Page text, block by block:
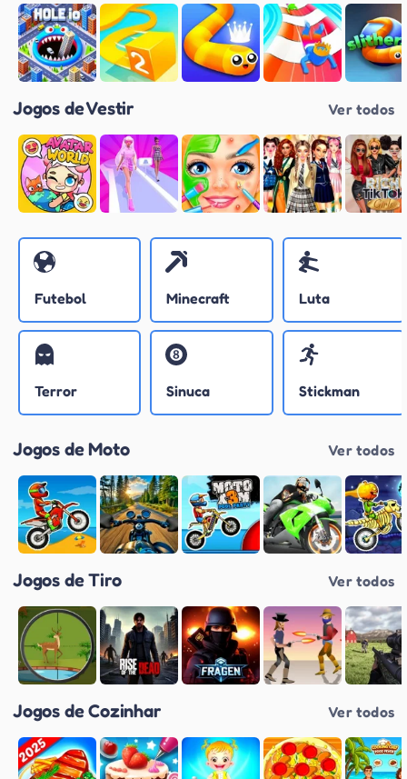
Jogos de Vestir Ver todos
Futebol
Terror
Minecraft
Sinuca
Luta
Stickman
Jogos de Moto Ver todos
Jogos de Tiro Ver todos
Jogos de Cozinhar Ver todos